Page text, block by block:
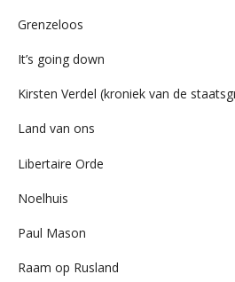
Grenzeloos
It’s going down
Kirsten Verdel (kroniek van de
Land van ons
Libertaire Orde
Noelhuis
Paul Mason
Raam op Rusland